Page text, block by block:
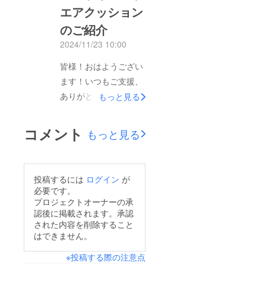
出られなくなる。など
ありがたい言葉を頂き
ます。事務所にも設定
戸惑われる方もいます
が、最後は皆様から好
評頂いております。残
短くなりましたが、是
非ご支援のほどよろし
エアクッション
のご紹介
2024/11/23 10:00
皆様！おはようござい
ます！いつもご支援、
ありがとうございま
がトイレで座って用を
足すようになっていま
座って用を足す傾向が
あり、掃除や衛生面の
配慮からこの選択をし
ている方が増えている
イレットエアクッショ
もっと見る
コメント もっと見る
投稿するには ログイン が
必要です。
プロジェクトオーナーの承
認後に掲載されます。承認
された内容を削除すること
はできません。
※投稿する際の注意点